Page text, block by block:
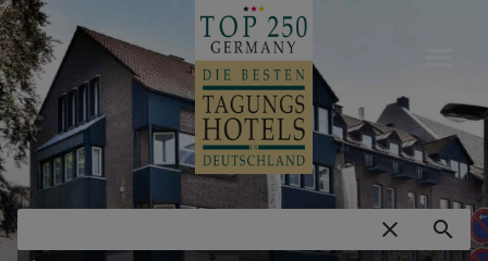
close
search